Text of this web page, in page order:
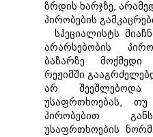
ზრდის ხარჯზე,
პირობების
სპეციალისტს
არარსებობის
ბაზარზე მოქმედი
რეჟიმში
არ შეეშლებოდა
უსაფრთხოებას, თუ
პირობებით
უსაფრთხოების